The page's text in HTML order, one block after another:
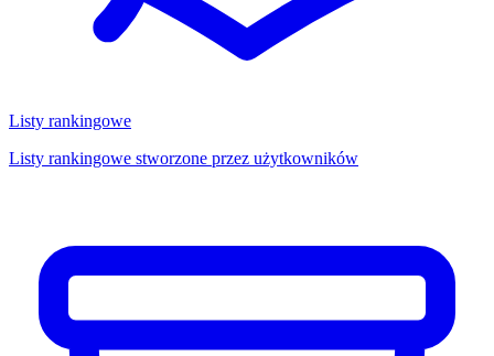
Listy rankingowe
Listy rankingowe stworzone przez użytkowników